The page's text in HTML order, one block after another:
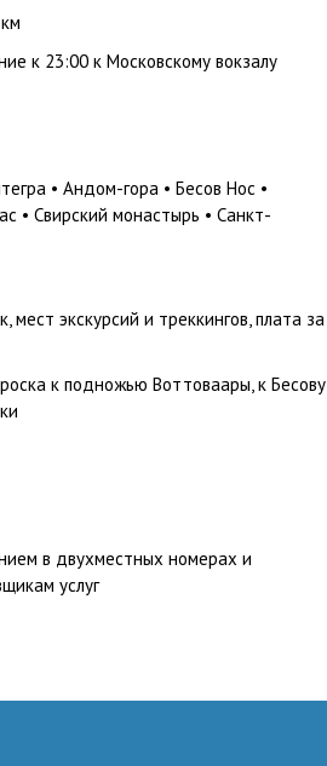
к 23:00 к Московскому вокзалу
• Андом-гора • Бесов Нос •
• Свирский монастырь • Санкт-
экскурсий и треккингов, плата за
к подножью Воттоваары, к Бесову
в двухместных номерах и
услуг